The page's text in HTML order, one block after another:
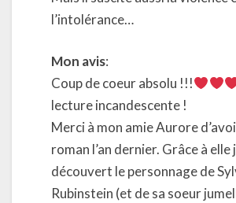
l’intolérance…
Mon avis:
Coup de coeur absolu !!!
lecture incandescente !
Merci à mon amie Aurore
roman l’an dernier. Grâce à elle
découvert le personnage de
Rubinstein (et de sa soeur